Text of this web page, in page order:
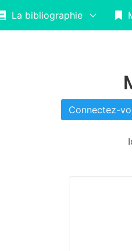
La bibliographie
Connectez-